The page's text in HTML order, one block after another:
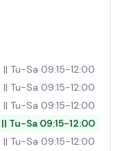
Tu-Sa 09:15-12:00
Tu-Sa 09:15-12:00
Tu-Sa 09:15-12:00
Tu-Sa 09:15-12:00
Tu-Sa 09:15-12:00